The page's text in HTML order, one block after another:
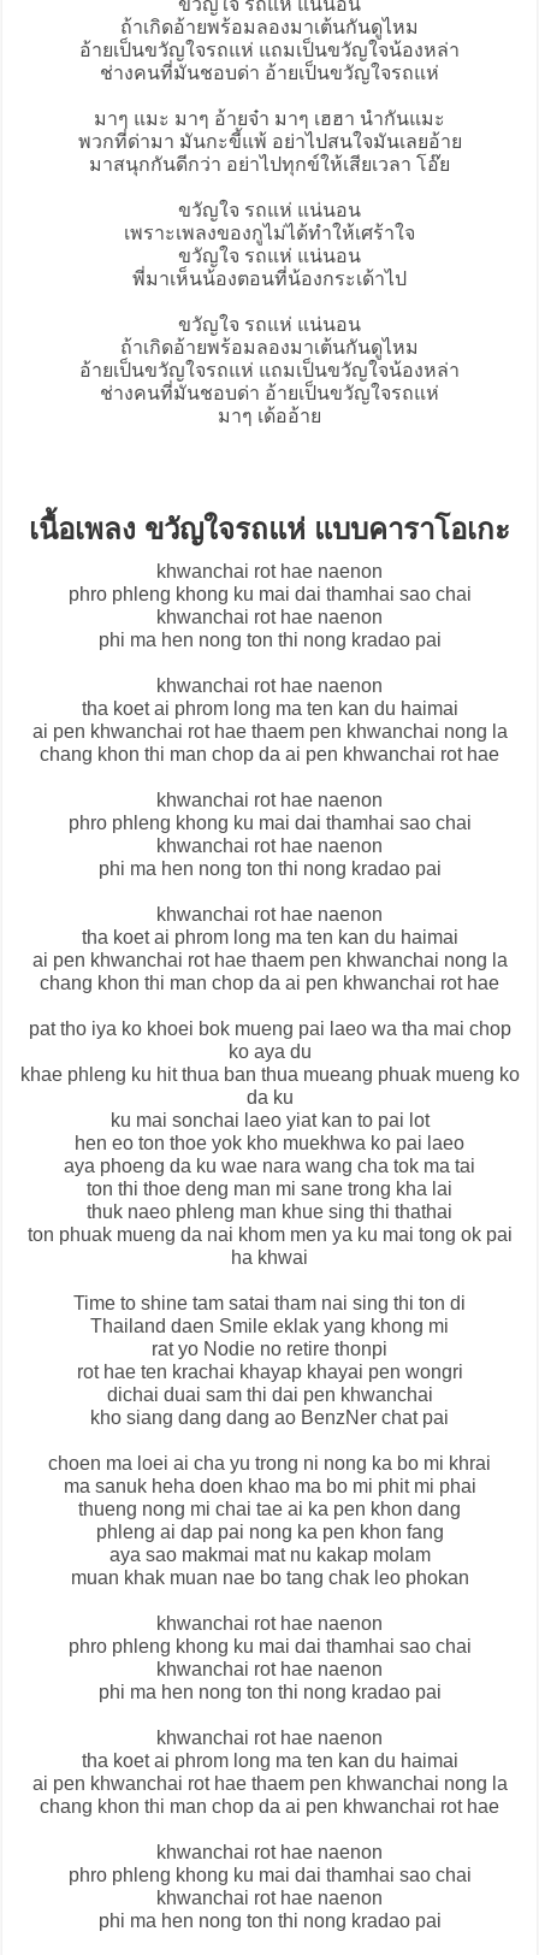
ขวัญใจ รถแห่ แน่นอน
ถ้าเกิดอ้ายพร้อมลองมาเต้นกันดูไหม
อ้ายเป็นขวัญใจรถแห่ แถมเป็นขวัญใจน้องหล่า
ช่างคนที่มันชอบด่า อ้ายเป็นขวัญใจรถแห่
มาๆ แมะ มาๆ อ้ายจ๋า มาๆ เฮฮา นำกันแมะ
พวกที่ด่ามา มันกะขี้แพ้ อย่าไปสนใจมันเลยอ้าย
มาสนุกกันดีกว่า อย่าไปทุกข์ให้เสียเวลา โอ๊ย
ขวัญใจ รถแห่ แน่นอน
เพราะเพลงของกูไม่ได้ทำให้เศร้าใจ
ขวัญใจ รถแห่ แน่นอน
พี่มาเห็นน้องตอนที่น้องกระเด้าไป
ขวัญใจ รถแห่ แน่นอน
ถ้าเกิดอ้ายพร้อมลองมาเต้นกันดูไหม
อ้ายเป็นขวัญใจรถแห่ แถมเป็นขวัญใจน้องหล่า
ช่างคนที่มันชอบด่า อ้ายเป็นขวัญใจรถแห่
มาๆ เด้ออ้าย
เนื้อเพลง ขวัญใจรถแห่ แบบคาราโอเกะ
khwanchai rot hae naenon
phro phleng khong ku mai dai thamhai sao chai
khwanchai rot hae naenon
phi ma hen nong ton thi nong kradao pai
khwanchai rot hae naenon
tha koet ai phrom long ma ten kan du haimai
ai pen khwanchai rot hae thaem pen khwanchai nong la
chang khon thi man chop da ai pen khwanchai rot hae
khwanchai rot hae naenon
phro phleng khong ku mai dai thamhai sao chai
khwanchai rot hae naenon
phi ma hen nong ton thi nong kradao pai
khwanchai rot hae naenon
tha koet ai phrom long ma ten kan du haimai
ai pen khwanchai rot hae thaem pen khwanchai nong la
chang khon thi man chop da ai pen khwanchai rot hae
pat tho iya ko khoei bok mueng pai laeo wa tha mai chop
ko aya du
khae phleng ku hit thua ban thua mueang phuak mueng ko
da ku
ku mai sonchai laeo yiat kan to pai lot
hen eo ton thoe yok kho muekhwa ko pai laeo
aya phoeng da ku wae nara wang cha tok ma tai
ton thi thoe deng man mi sane trong kha lai
thuk naeo phleng man khue sing thi thathai
ton phuak mueng da nai khom men ya ku mai tong ok pai
ha khwai
Time to shine tam satai tham nai sing thi ton di
Thailand daen Smile eklak yang khong mi
rat yo Nodie no retire thonpi
rot hae ten krachai khayap khayai pen wongri
dichai duai sam thi dai pen khwanchai
kho siang dang dang ao BenzNer chat pai
choen ma loei ai cha yu trong ni nong ka bo mi khrai
ma sanuk heha doen khao ma bo mi phit mi phai
thueng nong mi chai tae ai ka pen khon dang
phleng ai dap pai nong ka pen khon fang
aya sao makmai mat nu kakap molam
muan khak muan nae bo tang chak leo phokan
khwanchai rot hae naenon
phro phleng khong ku mai dai thamhai sao chai
khwanchai rot hae naenon
phi ma hen nong ton thi nong kradao pai
khwanchai rot hae naenon
tha koet ai phrom long ma ten kan du haimai
ai pen khwanchai rot hae thaem pen khwanchai nong la
chang khon thi man chop da ai pen khwanchai rot hae
khwanchai rot hae naenon
phro phleng khong ku mai dai thamhai sao chai
khwanchai rot hae naenon
phi ma hen nong ton thi nong kradao pai